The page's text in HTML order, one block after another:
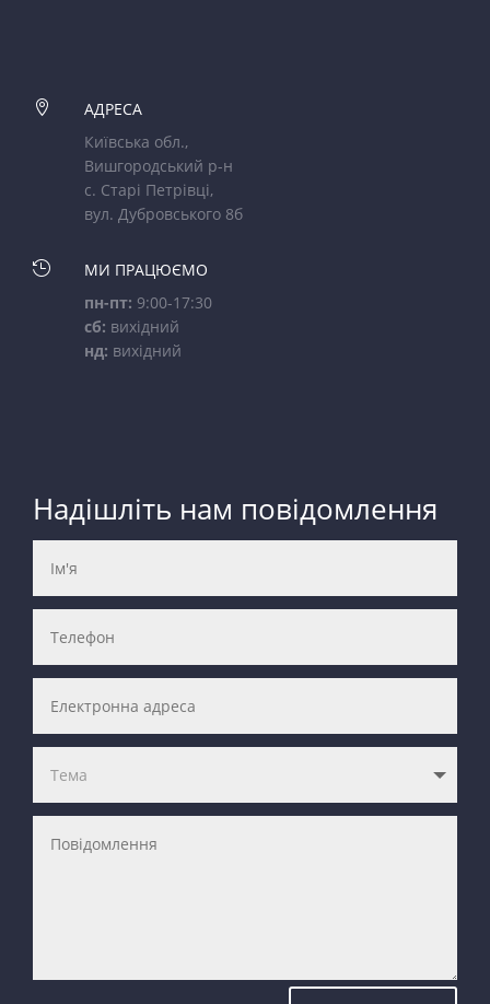

АДРЕСА
Київська обл.,
Вишгородський р-н
с. Старі Петрівці,
вул. Дубровського 8б

МИ ПРАЦЮЄМО
пн-пт: 9:00-17:30
сб: вихідний
нд: вихідний
Надішліть нам повідомлення